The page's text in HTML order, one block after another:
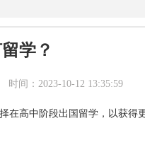
学？
间：2023-10-12 13:35:59
在高中阶段出国留学，以获得